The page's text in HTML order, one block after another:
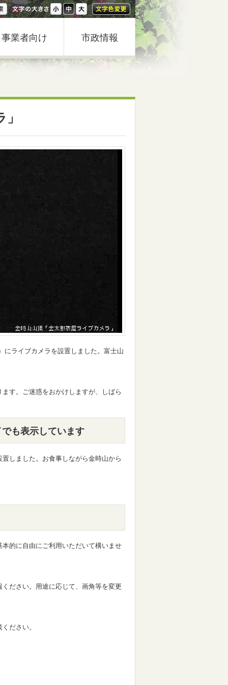
事業者向け 市政情報
ライブカメラを設置しました。富士山
す。ご迷惑をおかけしますが、しばら
も表示しています
しました。お食事しながら金時山から
的に自由にご利用いただいて構いませ
ださい。用途に応じて、画角等を変更
ださい。